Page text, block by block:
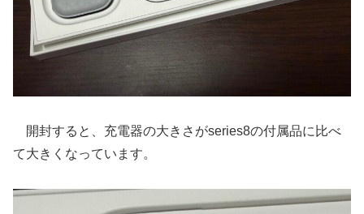
開封すると、充電器の大きさがseries8の付属品に比べ
て大きくなっています。